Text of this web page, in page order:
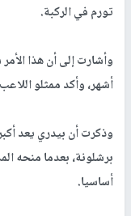
تورم في الركبة.
أشهر، وأكد ممثلو
وذكرت أن بيدري يعد
برشلونة، بعدما منحه
أساسيا.